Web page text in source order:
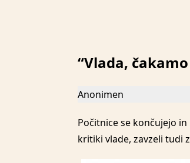
“Vlada,
Anonimen
Počitnice se končujejo
kritiki vlade, zavzeli tudi